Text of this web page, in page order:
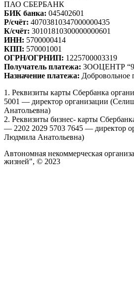
ПАО СБЕРБАНК
БИК банка: 045402601
Р/счёт: 40703810347000000435
К/счёт: 30101810300000000601
ИНН: 5700000414
КПП: 570001001
ОГРН/ОГРНИП: 1225700003319
Получатель платежа: ЗООЦЕНТР
Назначение платежа: Добровольное
1. Реквизиты карты Сбербанка
5001 — директор организации
Анатольевна)
2. Реквизиты бизнес- карты
— 2202 2029 5703 7645 — директор
Людмила Анатольевна)
Автономная некоммерческая
жизней", © 2023